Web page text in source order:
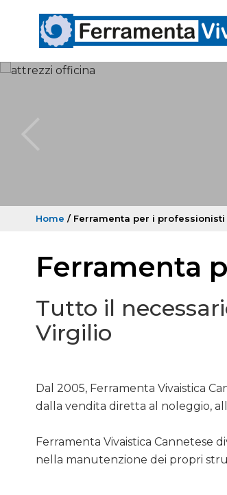
Home / Ferramenta per i
Ferramenta
Tutto il
Virgilio
Dal 2005, Ferramenta Vivaistica
dalla vendita diretta al noleggio,
Ferramenta Vivaistica Cannetese
nella manutenzione dei propri